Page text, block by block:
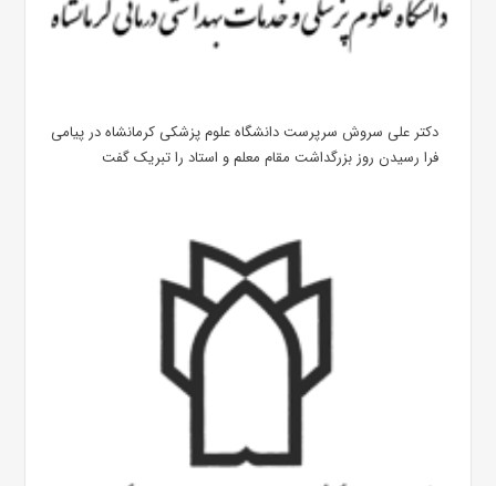
دکتر علی سروش سرپرست دانشگاه علوم پزشکی کرمانشاه در پیامی
فرا رسیدن روز بزرگداشت مقام معلم و استاد را تبریک گفت